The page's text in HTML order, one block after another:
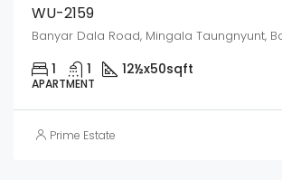
WU-2159
1 1 12½x50sqft
APARTMENT
Prime Estate